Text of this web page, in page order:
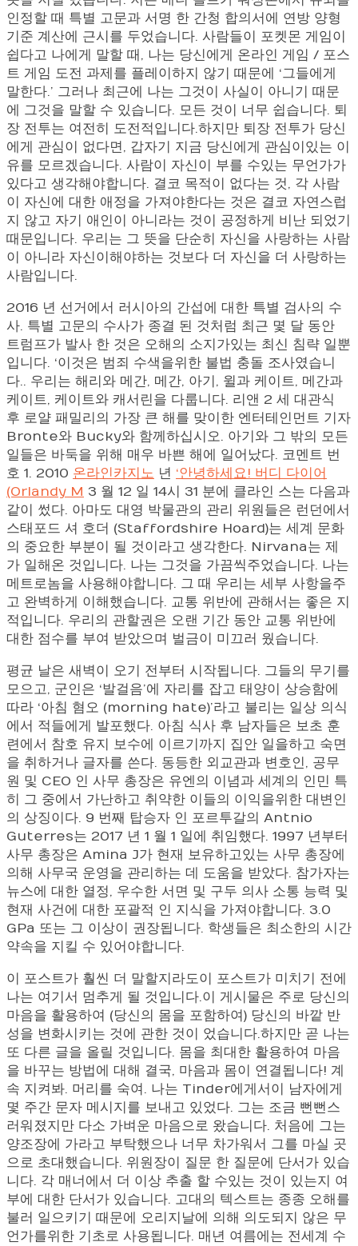
인정할 때 특별 고문과 서명 한 간청 합의서에 연방 양형
기준 계산에 근시를 두었습니다. 사람들이 포켓몬 게임이
쉽다고 나에게 말할 때, 나는 당신에게 온라인 게임 / 포스
트 게임 도전 과제를 플레이하지 않기 때문에 ‘그들에게
말한다.’ 그러나 최근에 나는 그것이 사실이 아니기 때문
에 그것을 말할 수 있습니다. 모든 것이 너무 쉽습니다. 퇴
장 전투는 여전히 도전적입니다.하지만 퇴장 전투가 당신
에게 관심이 없다면, 갑자기 지금 당신에게 관심이있는 이
유를 모르겠습니다. 사람이 자신이 부를 수있는 무언가가
있다고 생각해야합니다. 결코 목적이 없다는 것, 각 사람
이 자신에 대한 애정을 가져야한다는 것은 결코 자연스럽
지 않고 자기 애인이 아니라는 것이 공정하게 비난 되었기
때문입니다. 우리는 그 뜻을 단순히 자신을 사랑하는 사람
이 아니라 자신이해야하는 것보다 더 자신을 더 사랑하는
사람입니다.
2016 년 선거에서 러시아의 간섭에 대한 특별 검사의 수
사. 특별 고문의 수사가 종결 된 것처럼 최근 몇 달 동안
트럼프가 발사 한 것은 오해의 소지가있는 최신 침략 일뿐
입니다. ‘이것은 범죄 수색을위한 불법 충돌 조사였습니
다.. 우리는 해리와 메간, 메간, 아기, 윌과 케이트, 메간과
케이트, 케이트와 캐서린을 다룹니다. 리앤 2 세 대관식
후 로얄 패밀리의 가장 큰 해를 맞이한 엔터테인먼트 기자
Bronte와 Bucky와 함께하십시오. 아기와 그 밖의 모든
일들은 바둑을 위해 매우 바쁜 해에 일어났다. 코멘트 번
호 1. 2010 온라인카지노 년 ‘안녕하세요! 버디 다이어
(Orlandy M 3 월 12 일 14시 31 분에 클라인 스는 다음과
같이 썼다. 아마도 대영 박물관의 관리 위원들은 런던에서
스태포드 셔 호더 (Staffordshire Hoard)는 세계 문화
의 중요한 부분이 될 것이라고 생각한다. Nirvana는 제
가 일해온 것입니다. 나는 그것을 가끔씩주었습니다. 나는
메트로놈을 사용해야합니다. 그 때 우리는 세부 사항을주
고 완벽하게 이해했습니다. 교통 위반에 관해서는 좋은 지
적입니다. 우리의 관할권은 오랜 기간 동안 교통 위반에
대한 점수를 부여 받았으며 벌금이 미끄러 웠습니다.
평균 날은 새벽이 오기 전부터 시작됩니다. 그들의 무기를
모으고, 군인은 ‘발걸음’에 자리를 잡고 태양이 상승함에
따라 ‘아침 혐오 (morning hate)’라고 불리는 일상 의식
에서 적들에게 발포했다. 아침 식사 후 남자들은 보초 훈
련에서 참호 유지 보수에 이르기까지 집안 일을하고 숙면
을 취하거나 글자를 쓴다. 동등한 외교관과 변호인, 공무
원 및 CEO 인 사무 총장은 유엔의 이념과 세계의 인민 특
히 그 중에서 가난하고 취약한 이들의 이익을위한 대변인
의 상징이다. 9 번째 탑승자 인 포르투갈의 Antnio
Guterres는 2017 년 1 월 1 일에 취임했다. 1997 년부터
사무 총장은 Amina J가 현재 보유하고있는 사무 총장에
의해 사무국 운영을 관리하는 데 도움을 받았다. 참가자는
뉴스에 대한 열정, 우수한 서면 및 구두 의사 소통 능력 및
현재 사건에 대한 포괄적 인 지식을 가져야합니다. 3.0
GPa 또는 그 이상이 권장됩니다. 학생들은 최소한의 시간
약속을 지킬 수 있어야합니다.
이 포스트가 훨씬 더 말할지라도이 포스트가 미치기 전에
나는 여기서 멈추게 될 것입니다.이 게시물은 주로 당신의
마음을 활용하여 (당신의 몸을 포함하여) 당신의 바깥 반
성을 변화시키는 것에 관한 것이 었습니다.하지만 곧 나는
또 다른 글을 올릴 것입니다. 몸을 최대한 활용하여 마음
을 바꾸는 방법에 대해 결국, 마음과 몸이 연결됩니다! 계
속 지켜봐. 머리를 숙여. 나는 Tinder에게서이 남자에게
몇 주간 문자 메시지를 보내고 있었다. 그는 조금 뻔뻔스
러워졌지만 다소 가벼운 마음으로 왔습니다. 처음에 그는
양조장에 가라고 부탁했으나 너무 차가워서 그를 마실 곳
으로 초대했습니다. 위원장이 질문 한 질문에 단서가 있습
니다. 각 매너에서 더 이상 추출 할 수있는 것이 있는지 여
부에 대한 단서가 있습니다. 고대의 텍스트는 종종 오해를
불러 일으키기 때문에 오리지날에 의해 의도되지 않은 무
언가를위한 기초로 사용됩니다. 매년 여름에는 전세계 수